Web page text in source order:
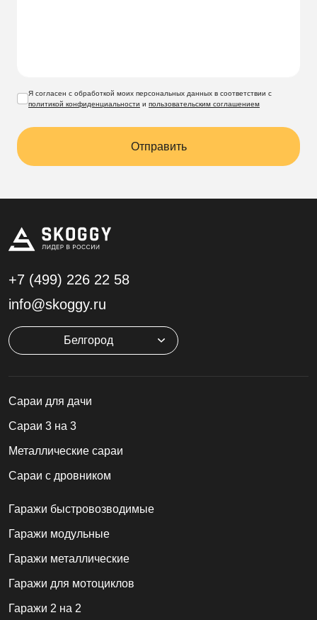
Я согласен с обработкой моих персональных данных в соответствии с
политикой конфиденциальности и пользовательским соглашением
Отправить
+7 (499) 226 22 58
info@skoggy.ru
Белгород
Cараи для дачи
Сараи 3 на 3
Металлические сараи
Сараи с дровником
Гаражи быстровозводимые
Гаражи модульные
Гаражи металлические
Гаражи для мотоциклов
Гаражи 2 на 2